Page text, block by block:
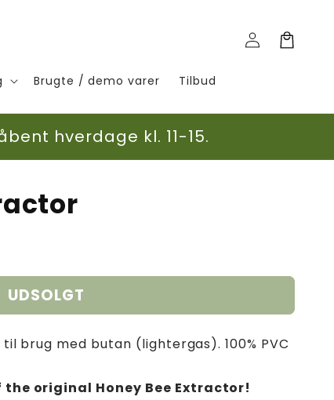
Brugte / demo varer Tilbud
Log
ind
Indkøbskurv
hverdage kl. 11-15.
UDSOLGT
brug med butan (lightergas). 100% PVC
original Honey Bee Extractor!